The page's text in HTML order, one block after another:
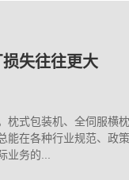
失往往更大
枕式包装机、全伺服横
能在各种行业规范、政
业务的...
形高手
失往往更大